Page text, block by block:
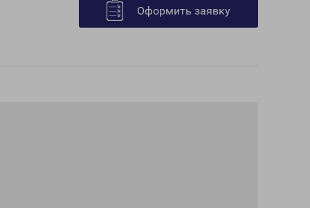
Оформить заявку